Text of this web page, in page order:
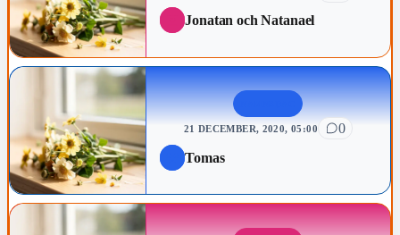
Jonatan och Natanael
21 DECEMBER, 2020, 05:00
0
Tomas